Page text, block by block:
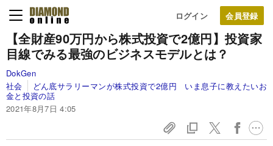
ログイン
【全財産90万円から株式投資で2億円】投資家
目線でみる最強のビジネスモデルとは？
DokGen
社会
どん底サラリーマンが株式投資で2億円 いま息子に教えたいお
金と投資の話
2021年8月7日 4:05